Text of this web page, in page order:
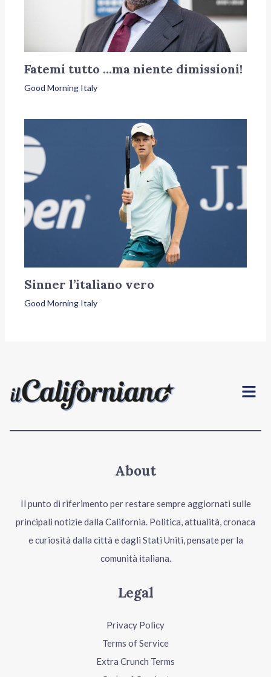
Fatemi tutto …ma niente dimissioni!
Good Morning Italy
Sinner l’italiano vero
Good Morning Italy
Menu
About
Il punto di riferimento per restare sempre aggiornati sulle
principali notizie dalla California. Politica, attualità, cronaca
e curiosità dalla città e dagli Stati Uniti, pensate per la
comunità italiana.
Legal
Privacy Policy
Terms of Service
Extra Crunch Terms